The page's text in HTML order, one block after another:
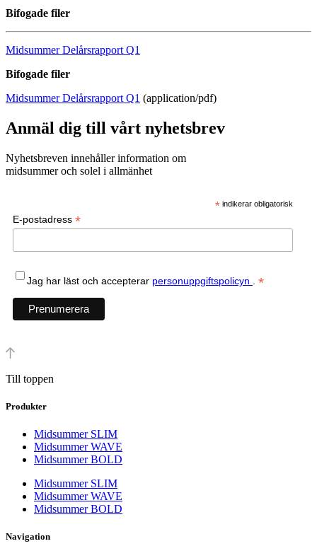
Bifogade filer
Midsummer Delårsrapport Q1
Bifogade filer
Midsummer Delårsrapport Q1 (application/pdf)
Anmäl dig till vårt nyhetsbrev
Nyhetsbreven innehåller information om
midsummer och solel i allmänhet
*indikerar obligatorisk
E-postadress *
Jag har läst och accepterar personuppgiftspolicyn *
Till toppen
Produkter
Midsummer SLIM
Midsummer WAVE
Midsummer BOLD
Midsummer SLIM
Midsummer WAVE
Midsummer BOLD
Navigation